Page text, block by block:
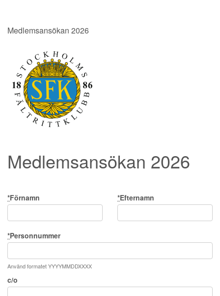
Medlemsansökan 2026
Medlemsansökan 2026
*Förnamn *Efternamn
*Personnummer
Använd formatet YYYYMMDDXXXX
c/o